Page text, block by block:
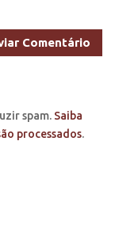
spam. Saiba
processados.